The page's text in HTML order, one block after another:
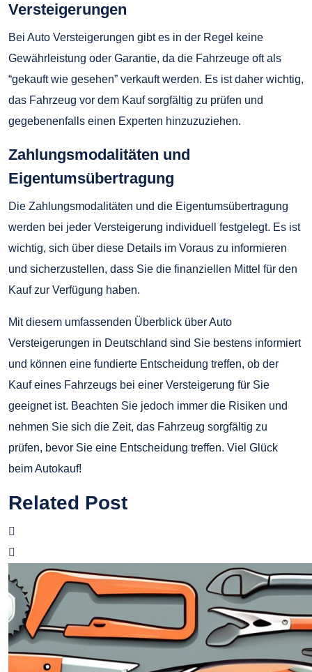
Versteigerungen
Bei Auto Versteigerungen gibt es in der Regel keine
Gewährleistung oder Garantie, da die Fahrzeuge oft als
“gekauft wie gesehen” verkauft werden. Es ist daher wichtig,
das Fahrzeug vor dem Kauf sorgfältig zu prüfen und
gegebenenfalls einen Experten hinzuzuziehen.
Zahlungsmodalitäten und
Eigentumsübertragung
Die Zahlungsmodalitäten und die Eigentumsübertragung
werden bei jeder Versteigerung individuell festgelegt. Es ist
wichtig, sich über diese Details im Voraus zu informieren
und sicherzustellen, dass Sie die finanziellen Mittel für den
Kauf zur Verfügung haben.
Mit diesem umfassenden Überblick über Auto
Versteigerungen in Deutschland sind Sie bestens informiert
und können eine fundierte Entscheidung treffen, ob der
Kauf eines Fahrzeugs bei einer Versteigerung für Sie
geeignet ist. Beachten Sie jedoch immer die Risiken und
nehmen Sie sich die Zeit, das Fahrzeug sorgfältig zu
prüfen, bevor Sie eine Entscheidung treffen. Viel Glück
beim Autokauf!
Related Post